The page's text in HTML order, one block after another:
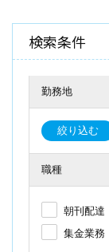
検索条件
勤務地
絞り込む
職種
朝刊配達
集金業務